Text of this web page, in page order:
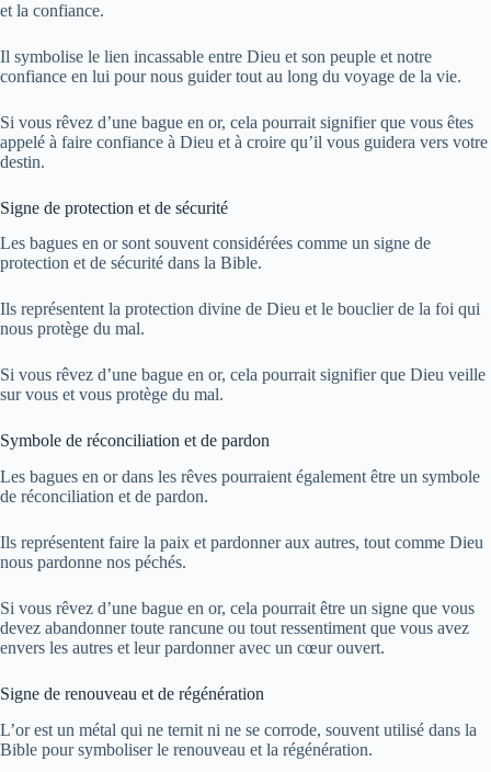
et la confiance.
Il symbolise le lien incassable entre Dieu et son peuple et notre
confiance en lui pour nous guider tout au long du voyage de la vie.
Si vous rêvez d’une bague en or, cela pourrait signifier que vous êtes
appelé à faire confiance à Dieu et à croire qu’il vous guidera vers votre
destin.
Signe de protection et de sécurité
Les bagues en or sont souvent considérées comme un signe de
protection et de sécurité dans la Bible.
Ils représentent la protection divine de Dieu et le bouclier de la foi qui
nous protège du mal.
Si vous rêvez d’une bague en or, cela pourrait signifier que Dieu veille
sur vous et vous protège du mal.
Symbole de réconciliation et de pardon
Les bagues en or dans les rêves pourraient également être un symbole
de réconciliation et de pardon.
Ils représentent faire la paix et pardonner aux autres, tout comme Dieu
nous pardonne nos péchés.
Si vous rêvez d’une bague en or, cela pourrait être un signe que vous
devez abandonner toute rancune ou tout ressentiment que vous avez
envers les autres et leur pardonner avec un cœur ouvert.
Signe de renouveau et de régénération
L’or est un métal qui ne ternit ni ne se corrode, souvent utilisé dans la
Bible pour symboliser le renouveau et la régénération.